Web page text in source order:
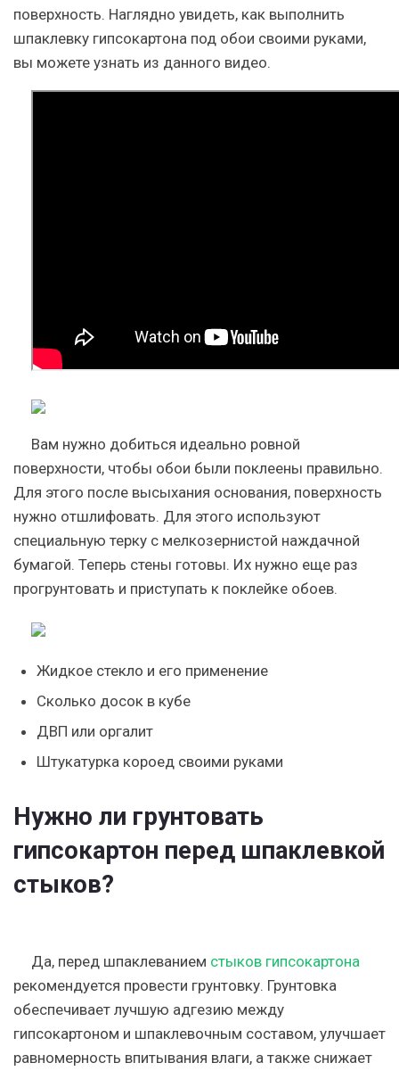
поверхность. Наглядно увидеть, как выполнить
шпаклевку гипсокартона под обои своими руками,
вы можете узнать из данного видео.
Вам нужно добиться идеально ровной
поверхности, чтобы обои были поклеены правильно.
Для этого после высыхания основания, поверхность
нужно отшлифовать. Для этого используют
специальную терку с мелкозернистой наждачной
бумагой. Теперь стены готовы. Их нужно еще раз
прогрунтовать и приступать к поклейке обоев.
Жидкое стекло и его применение
Сколько досок в кубе
ДВП или оргалит
Штукатурка короед своими руками
Нужно ли грунтовать
гипсокартон перед шпаклевкой
стыков?
Да, перед шпаклеванием стыков гипсокартона
рекомендуется провести грунтовку. Грунтовка
обеспечивает лучшую адгезию между
гипсокартоном и шпаклевочным составом, улучшает
равномерность впитывания влаги, а также снижает